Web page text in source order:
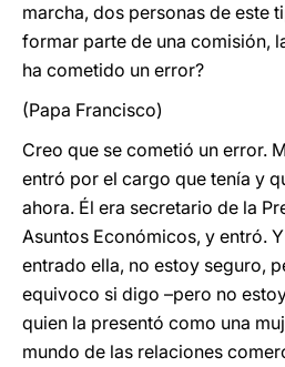
marcha, dos personas de este
formar parte de una comisión,
ha cometido un error?
(Papa Francisco)
Creo que se cometió un error.
entró por el cargo que tenía y
ahora. Él era secretario de la
Asuntos Económicos, y entró.
entrado ella, no estoy seguro,
equivoco si digo –pero no
quien la presentó como una
mundo de las relaciones